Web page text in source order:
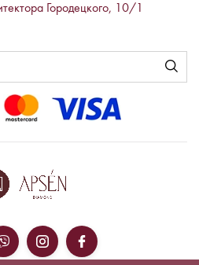
Городецкого, 10/1